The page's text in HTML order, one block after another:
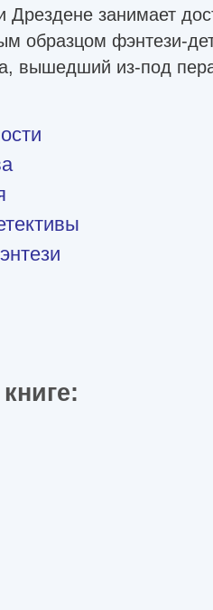
Дрездене занимает
образцом фэнтези-
вышедший из-под